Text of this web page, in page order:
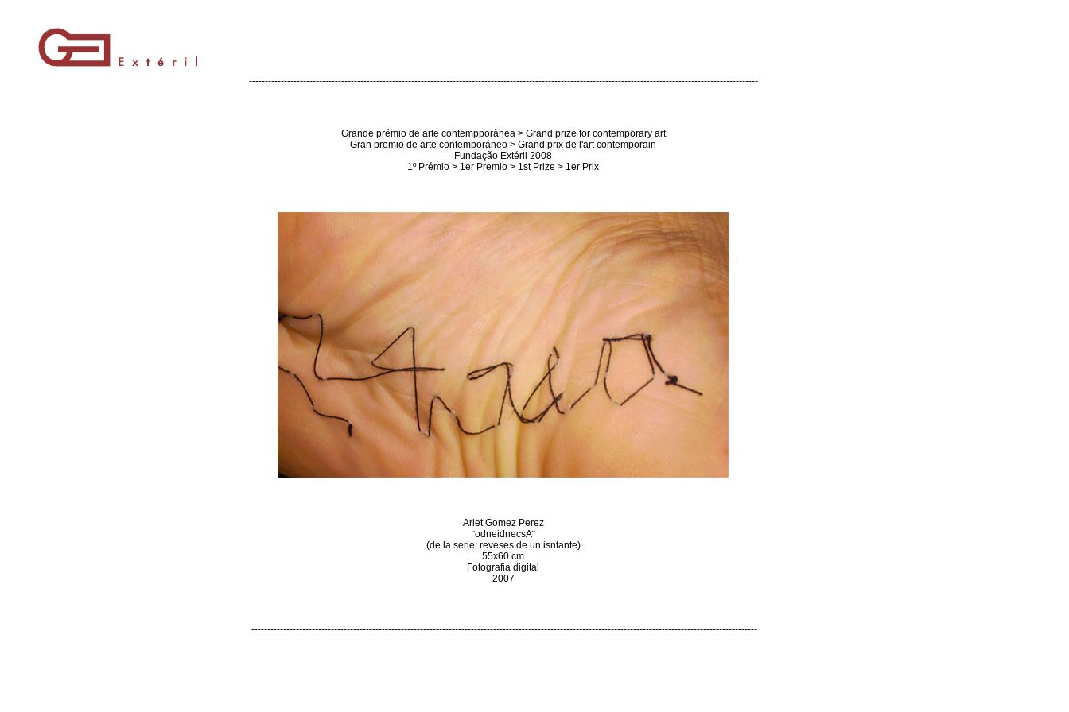
----------------------------------------------------------------------------------------------------------------------------------------------------------------
Grande prémio de arte contempporânea > Grand prize for contemporary art
Gran premio de arte contemporáneo > Grand prix de l'art contemporain
Fundação Extéril 2008
1º Prémio > 1er Premio > 1st Prize > 1er Prix
Arlet Gomez Perez
¨odneidnecsA¨
(de la serie: reveses de un isntante)
55x60 cm
Fotografia digital
2007
---------------------------------------------------------------------------------------------------------------------------------------------------------------